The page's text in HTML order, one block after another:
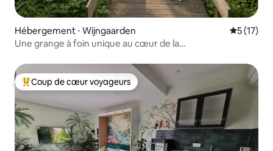
Hébergement ⋅ Wijngaarden
5 (17)
Une grange à foin unique au cœur de la
Coups de cœur voyageurs les plus appréciés
Coup de cœur voyageurs